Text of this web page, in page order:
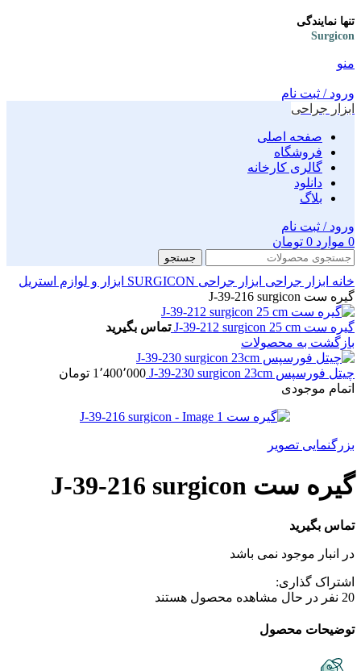
تنها نمایندگی
Surgicon
منو
ورود / ثبت نام
ابزار جراحی
صفحه اصلی
فروشگاه
گالری کارخانه
دانلود
بلاگ
ورود / ثبت نام
0 موارد 0 تومان
جستجو
خانه ابزار جراحی ابزار جراحی SURGICON
ابزار و لوازم استریل
گیره ست J-39-216 surgicon
گیره ست J-39-212 surgicon 25 cm
تماس بگیرید
بازگشت به محصولات
چیتل فورسپس J-39-230 surgicon 23cm 1٬400٬000 تومان
اتمام موجودی
بزرگنمایی تصویر
گیره ست J-39-216 surgicon
تماس بگیرید
در انبار موجود نمی باشد
اشتراک گذاری:
20 نفر در حال مشاهده محصول هستند
توضیحات محصول